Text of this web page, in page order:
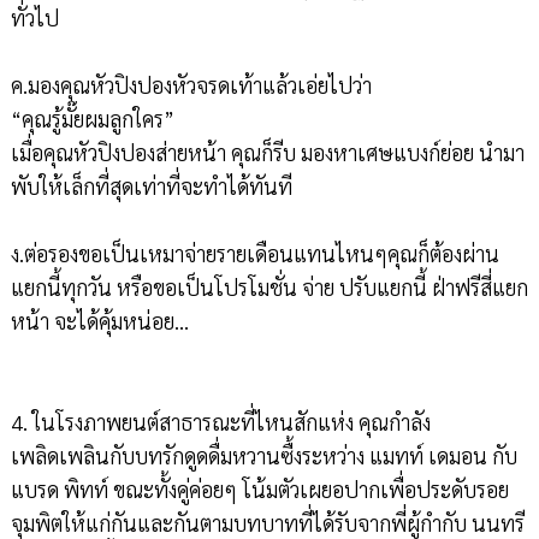
ทั่วไป
ค.มองคุณหัวปิงปองหัวจรดเท้าแล้วเอ่ยไปว่า
“คุณรู้มั๊ยผมลูกใคร”
เมื่อคุณหัวปิงปองส่ายหน้า คุณก็รีบ มองหาเศษแบงก์ย่อย นำมา
พับให้เล็กที่สุดเท่าที่จะทำได้ทันที
ง.ต่อรองขอเป็นเหมาจ่ายรายเดือนแทนไหนๆคุณก็ต้องผ่าน
แยกนี้ทุกวัน หรือขอเป็นโปรโมชั่น จ่าย ปรับแยกนี้ ฝ่าฟรีสี่แยก
หน้า จะได้คุ้มหน่อย...
4. ในโรงภาพยนต์สาธารณะที่ไหนสักแห่ง คุณกำลัง
เพลิดเพลินกับบทรักดูดดื่มหวานซื้งระหว่าง แมทท์ เดมอน กับ
แบรด พิทท์ ขณะทั้งคู่ค่อยๆ โน้มตัวเผยอปากเพื่อประดับรอย
จุมพิตให้แก่กันและกันตามบทบาทที่ได้รับจากพี่ผู้กำกับ นนทรี